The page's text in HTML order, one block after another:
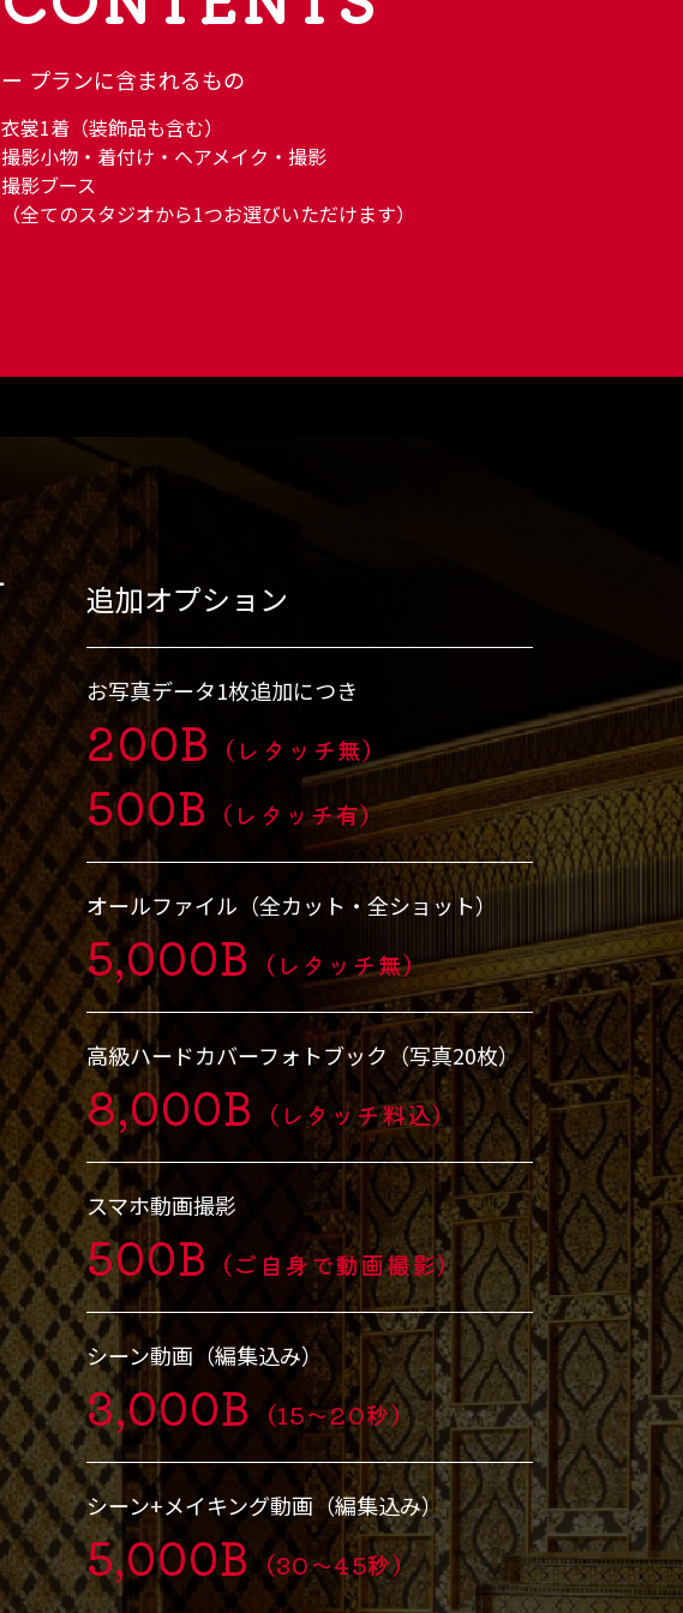
プランに含まれるもの
衣裳1着（装飾品も含む）
撮影小物・着付け・ヘアメイク・撮影
撮影ブース
（全てのスタジオから1つお選びいただけます）
追加オプション
お写真データ1枚追加につき
200B （レタッチ無）
500B （レタッチ有）
オールファイル（全カット・全ショット）
5,000B （レタッチ無）
高級ハードカバーフォトブック（写真20枚）
8,000B （レタッチ料込）
スマホ動画撮影
500B （ご自身で動画撮影）
シーン動画（編集込み）
3,000B （15～20秒）
シーン+メイキング動画（編集込み）
5,000B（30～45秒）